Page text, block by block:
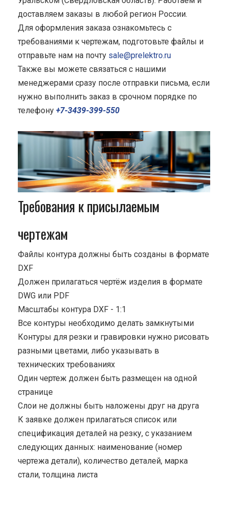
доставляем заказы в любой регион России.
Для оформления заказа ознакомьтесь с
требованиями к чертежам, подготовьте файлы и
отправьте нам на почту sale@prelektro.ru
Также вы можете связаться с нашими
менеджерами сразу после отправки письма, если
нужно выполнить заказ в срочном порядке по
телефону +7-3439-399-550
Требования к присылаемым
чертежам
Файлы контура должны быть созданы в формате
DXF
Должен прилагаться чертёж изделия в формате
DWG или PDF
Масштабы контура DXF - 1:1
Все контуры необходимо делать замкнутыми
Контуры для резки и гравировки нужно рисовать
разными цветами, либо указывать в
технических требованиях
Один чертеж должен быть размещен на одной
странице
Cлои не должны быть наложены друг на друга
К заявке должен прилагаться список или
спецификация деталей на резку, с указанием
следующих данных: наименование (номер
чертежа детали), количество деталей, марка
стали, толщина листа